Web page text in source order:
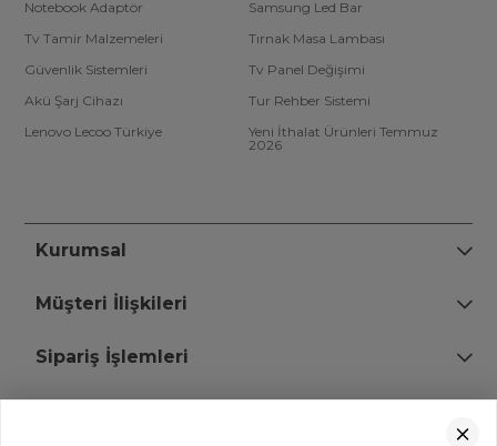
Notebook Adaptör
Samsung Led Bar
Tv Tamir Malzemeleri
Tırnak Masa Lambası
Güvenlik Sistemleri
Tv Panel Değişimi
Akü Şarj Cihazı
Tur Rehber Sistemi
Lenovo Lecoo Türkiye
Yeni İthalat Ürünleri Temmuz
2026
Kurumsal
Müşteri İlişkileri
Sipariş İşlemleri